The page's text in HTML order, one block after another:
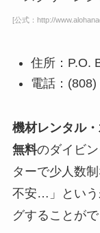
[公式：http://
住所：P.O.
電話：
機材レンタル
無料のダイビ
ターで少人数
不安…」という
グすることがで